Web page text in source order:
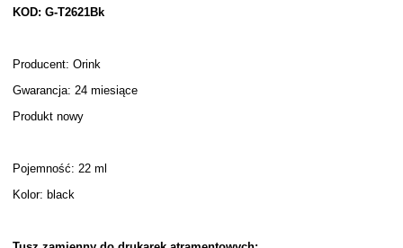
KOD: G-T2621Bk
Producent: Orink
Gwarancja: 24 miesiące
Produkt nowy
Pojemność: 22 ml
Kolor: black